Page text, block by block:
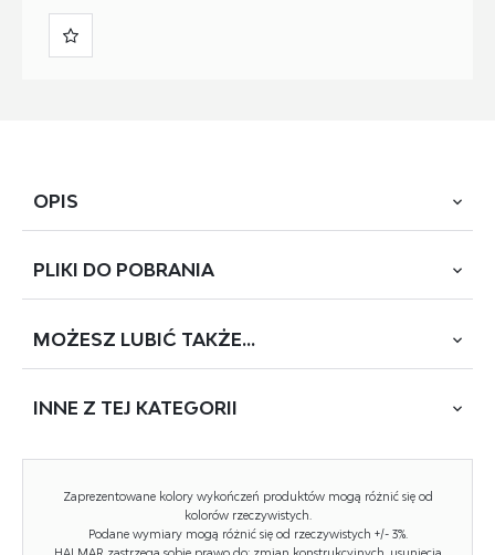
OPIS
wymiary: 46/53/86/45 cm, krzesło składane: materiał:
Rodzaj:
Tapicerka kolor: czarny
Stelaż krzesła (rodzaj): nogi proste (profil okrągły)
PLIKI DO POBRANIA
K-566 (DZ-3022D)
Zaprezentowane kolory wykończeń produktów mogą różnić się od
kolorów rzeczywistych.
Podane wymiary mogą różnić się od rzeczywistych +/- 3%.
MOŻESZ LUBIĆ TAKŻE...
INNE Z TEJ KATEGORII